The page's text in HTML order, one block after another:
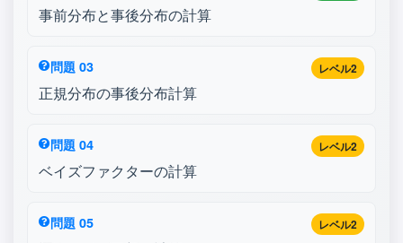
事前分布と事後分布の計算
レベル2
問題 03
正規分布の事後分布計算
レベル2
問題 04
ベイズファクターの計算
レベル2
問題 05